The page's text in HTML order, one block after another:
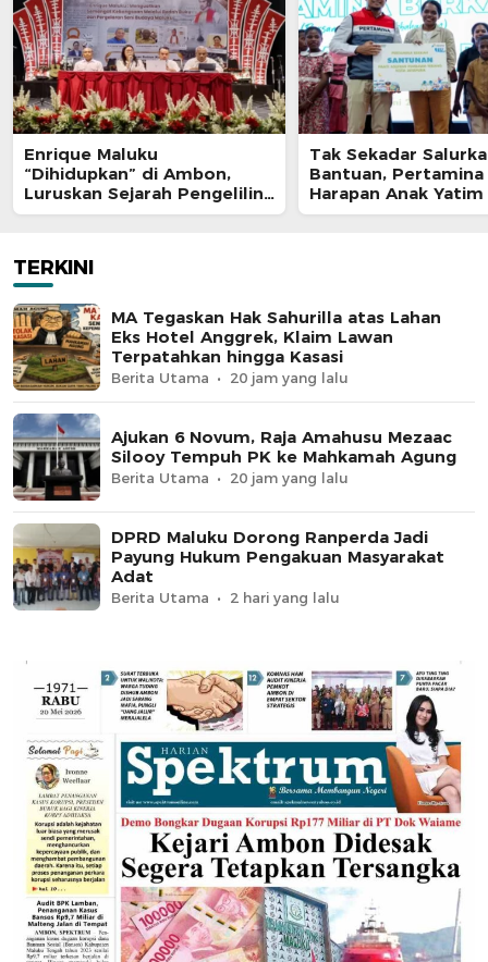
Enrique Maluku
“Dihidupkan” di Ambon,
Luruskan Sejarah Pengeliling
Bumi Pertama Adalah Putra
Tak Sekadar
Bantuan, Pertamina
Harapan Anak
Program Pertamina
TERKINI
MA Tegaskan Hak Sahurilla atas Lahan
Eks Hotel Anggrek, Klaim Lawan
Terpatahkan hingga Kasasi
Berita Utama 20 jam yang lalu
Ajukan 6 Novum, Raja Amahusu Mezaac
Silooy Tempuh PK ke Mahkamah Agung
Berita Utama 20 jam yang lalu
DPRD Maluku Dorong Ranperda Jadi
Payung Hukum Pengakuan Masyarakat
Adat
Berita Utama 2 hari yang lalu